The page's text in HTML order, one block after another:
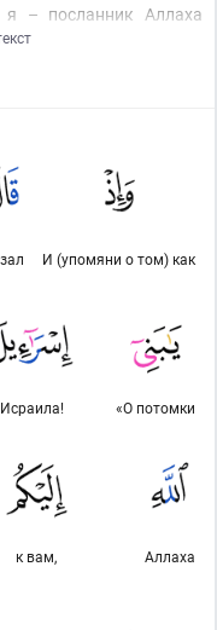
я – посланник Аллаха
они
И (упомяни о том) как
«О потомки
Исраила!
Аллаха
к вам,